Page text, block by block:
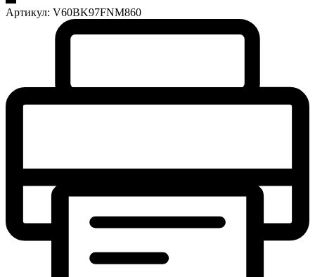
Артикул: V60BK97FNM860